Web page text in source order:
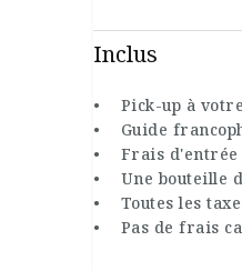
Inclus
• Pick-up à
• Guide
• Frais d'entrée
• Une bouteille
• Toutes les
• Pas de frais